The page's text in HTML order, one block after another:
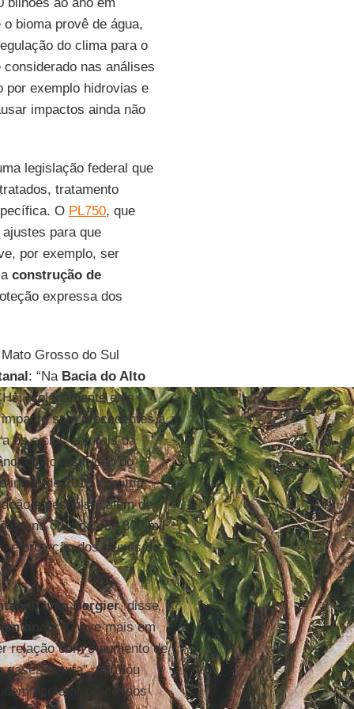
bioma provê de água,
do clima para o
nas análises
por exemplo hidrovias e
impactos ainda não
legislação federal que
tratamento
O PL750, que
para que
por exemplo, ser
construção de
expressa dos
Grosso do Sul
: “NaBacia do Alto
Isoladamente elas
sem precedentes à
os ciclos naturais da
da construção do
início de 2015. “É uma
e pesquisa, além de
ano oriundas de 300 mil
e proteção dos peixes do
,Iván Bergier, disse
. “Chove mais em
relação com o aumento de
gases estufa”, afirmou
acelerar processos